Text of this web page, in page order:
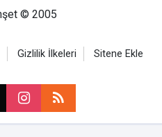
© 2005
Gizlilik İlkeleri Sitene Ekle